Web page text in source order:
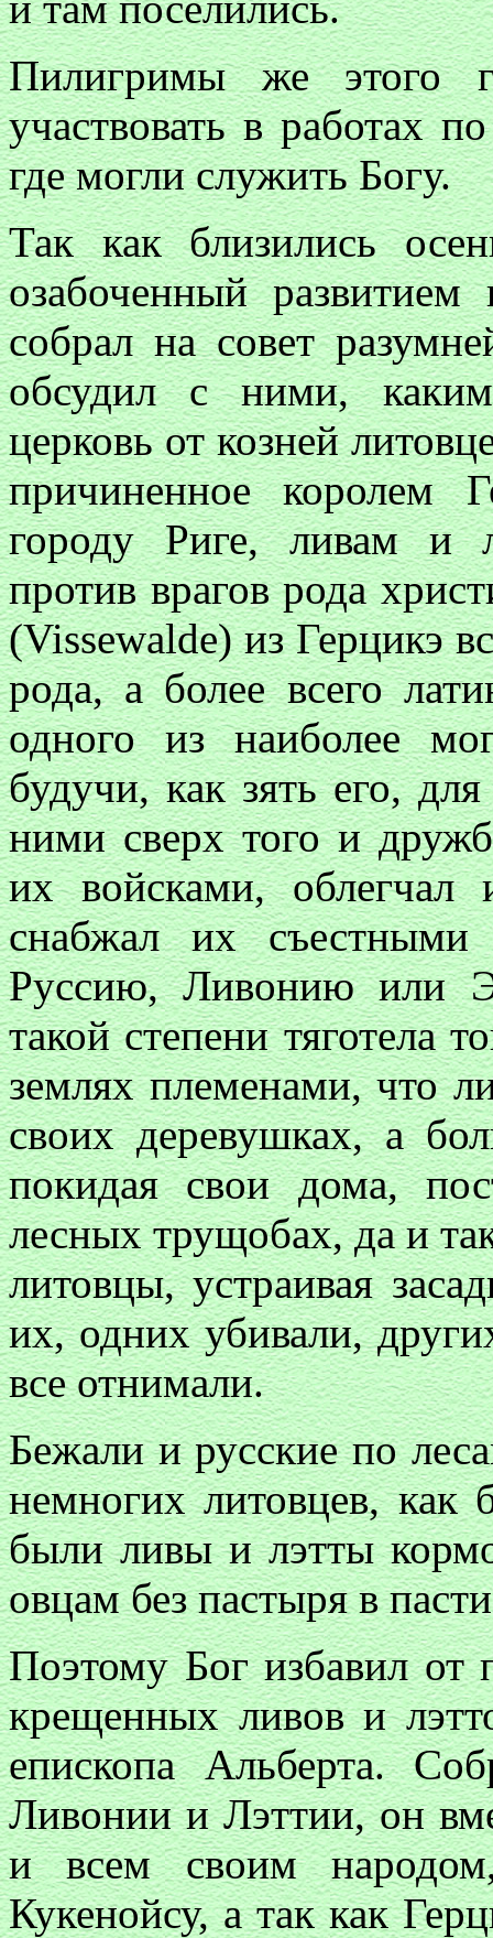
Пилигримы же этого
участвовать в работах
где могли служить Богу.
Так как близились
озабоченный
собрал на совет
обсудил с ними,
церковь от козней
причиненное королем
городу Риге, ливам и
против врагов рода
(Vissewalde) из Герцикэ
рода, а более всего
одного из наиболее
будучи, как зять его,
ними сверх того и
их войсками,
снабжал их
Руссию, Ливонию или
такой степени тяготела
землях племенами, что
своих деревушках, а
покидая свои дома,
лесных трущобах, да и
литовцы, устраивая
их, одних убивали,
все отнимали.
Бежали и русские по
немногих литовцев, как
были ливы и лэтты
овцам без пастыря в
Поэтому Бог избавил от
крещенных ливов и
епископа Альберта.
Ливонии и Лэттии, он
и всем своим
Кукенойсу, а так как